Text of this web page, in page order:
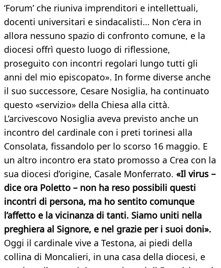
‘Forum’ che riuniva imprenditori e intellettuali,
docenti universitari e sindacalisti… Non c’era in
allora nessuno spazio di confronto comune, e la
diocesi offrì questo luogo di riflessione,
proseguito con incontri regolari lungo tutti gli
anni del mio episcopato». In forme diverse anche
il suo successore, Cesare Nosiglia, ha continuato
questo «servizio» della Chiesa alla città.
L’arcivescovo Nosiglia aveva previsto anche un
incontro del cardinale con i preti torinesi alla
Consolata, fissandolo per lo scorso 16 maggio. E
un altro incontro era stato promosso a Crea con la
sua diocesi d’origine, Casale Monferrato. «Il virus –
dice ora Poletto – non ha reso possibili questi
incontri di persona, ma ho sentito comunque
l’affetto e la vicinanza di tanti. Siamo uniti nella
preghiera al Signore, e nel grazie per i suoi doni».
Oggi il cardinale vive a Testona, ai piedi della
collina di Moncalieri, in una casa della diocesi, e